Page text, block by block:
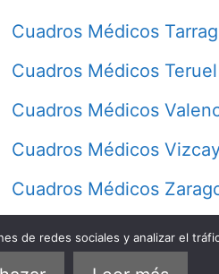
Cuadros Médicos
Cuadros Médicos Teruel
Cuadros Médicos
Cuadros Médicos
Cuadros Médicos
Política de cookies
de redes sociales y analizar el